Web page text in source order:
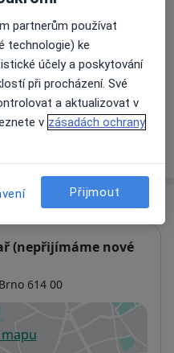
(nepřijímáme nové
Brno 614 00
otevře v nové záložce
partnerům používat
technologie) ke
účely a poskytování
při procházení. Své
a aktualizovat v
v zásadách ochrany
Přijmout